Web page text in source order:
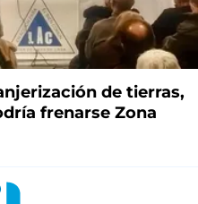
de tierras,
frenarse Zona